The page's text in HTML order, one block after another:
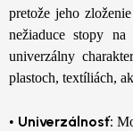
pretože jeho
nežiaduce stopy
univerzálny
plastoch, textíliách,
• Univerzálnosť: